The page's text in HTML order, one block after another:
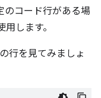
のコード行がある場
します。
行を見てみましょ